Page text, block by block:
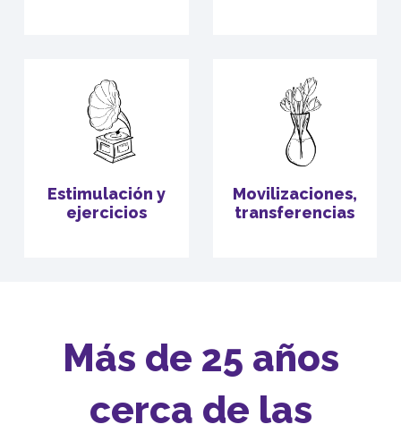
Estimulación y
ejercicios
Movilizaciones,
transferencias
Más de 25 años
cerca de las